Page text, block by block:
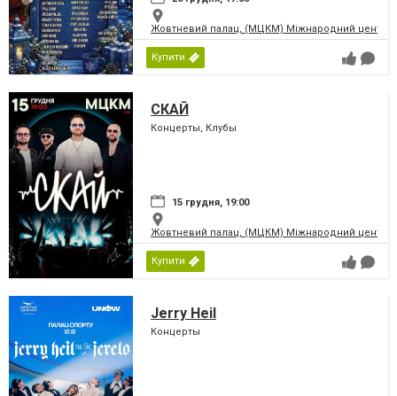
Жовтневий палац, (МЦКМ) Міжнародний центр
Купити
СКАЙ
Концерты, Клубы
15 грудня, 19:00
Жовтневий палац, (МЦКМ) Міжнародний центр
Купити
Jerry Heil
Концерты